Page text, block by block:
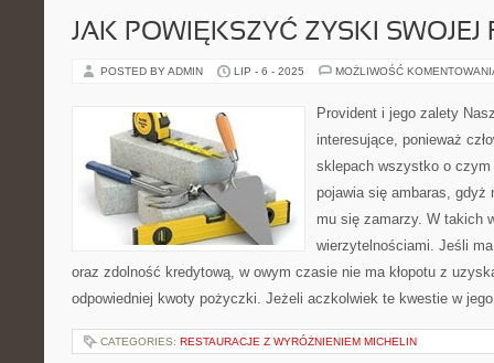
JAK POWIĘKSZYĆ ZYSKI SWOJEJ
POSTED BY ADMIN LIP - 6 - 2025 MOŻLIWOŚĆ
Provident i jego zalety
interesujące, ponieważ
sklepach wszystko o
pojawia się ambaras,
mu się zamarzy. W takich
wierzytelnościami. Jeśli
oraz zdolność kredytową, w owym czasie nie ma kłopotu z
odpowiedniej kwoty pożyczki. Jeżeli aczkolwiek te kwestie w
CATEGORIES: RESTAURACJE Z WYRÓŻNIENIEM MICHELIN